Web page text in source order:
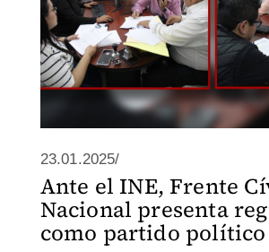
23.01.2025/
Ante el INE, Frente
Nacional presenta
como partido político